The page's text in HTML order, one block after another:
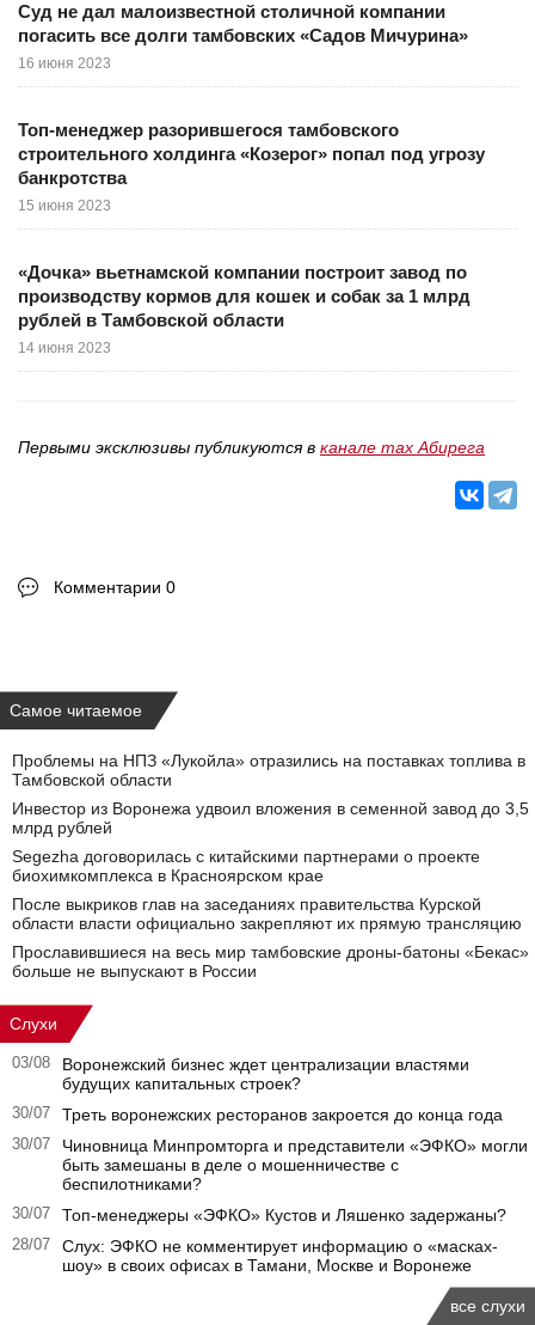
Суд не дал малоизвестной столичной компании
погасить все долги тамбовских «Садов Мичурина»
16 июня 2023
Топ-менеджер разорившегося тамбовского
строительного холдинга «Козерог» попал под угрозу
банкротства
15 июня 2023
«Дочка» вьетнамской компании построит завод по
производству кормов для кошек и собак за 1 млрд
рублей в Тамбовской области
14 июня 2023
Первыми эксклюзивы публикуются в канале max Абирега
Комментарии 0
Самое читаемое
Проблемы на НПЗ «Лукойла» отразились на поставках топлива в
Тамбовской области
Инвестор из Воронежа удвоил вложения в семенной завод до 3,5
млрд рублей
Segezha договорилась с китайскими партнерами о проекте
биохимкомплекса в Красноярском крае
После выкриков глав на заседаниях правительства Курской
области власти официально закрепляют их прямую трансляцию
Прославившиеся на весь мир тамбовские дроны-батоны «Бекас»
больше не выпускают в России
Слухи
03/08
Воронежский бизнес ждет централизации властями
будущих капитальных строек?
30/07 Треть воронежских ресторанов закроется до конца года
30/07
Чиновница Минпромторга и представители «ЭФКО» могли
быть замешаны в деле о мошенничестве с
беспилотниками?
30/07 Топ-менеджеры «ЭФКО» Кустов и Ляшенко задержаны?
28/07
Слух: ЭФКО не комментирует информацию о «масках-
шоу» в своих офисах в Тамани, Москве и Воронеже
все слухи